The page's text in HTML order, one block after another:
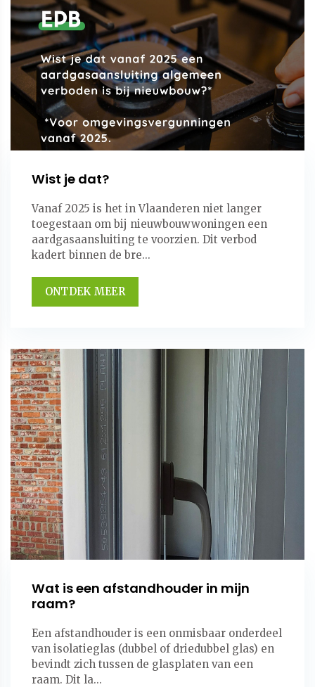
Wist je dat?
Vanaf 2025 is het in Vlaanderen niet langer
toegestaan om bij nieuwbouwwoningen een
aardgasaansluiting te voorzien. Dit verbod
kadert binnen de bre...
ONTDEK MEER
Wat is een afstandhouder in mijn
raam?
Een afstandhouder is een onmisbaar onderdeel
van isolatieglas (dubbel of driedubbel glas) en
bevindt zich tussen de glasplaten van een
raam. Dit la...